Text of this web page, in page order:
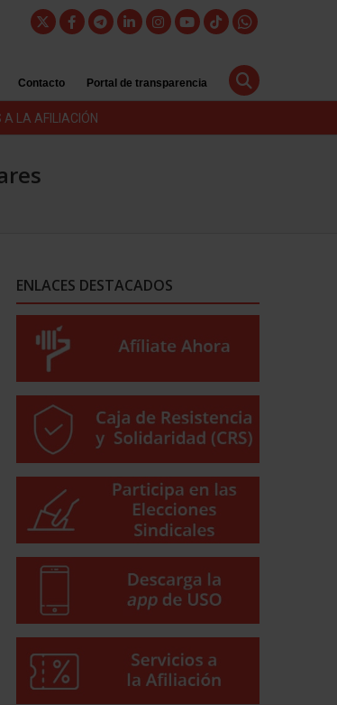
Contacto Portal de transparencia
A LA AFILIACIÓN
ENLACES DESTACADOS